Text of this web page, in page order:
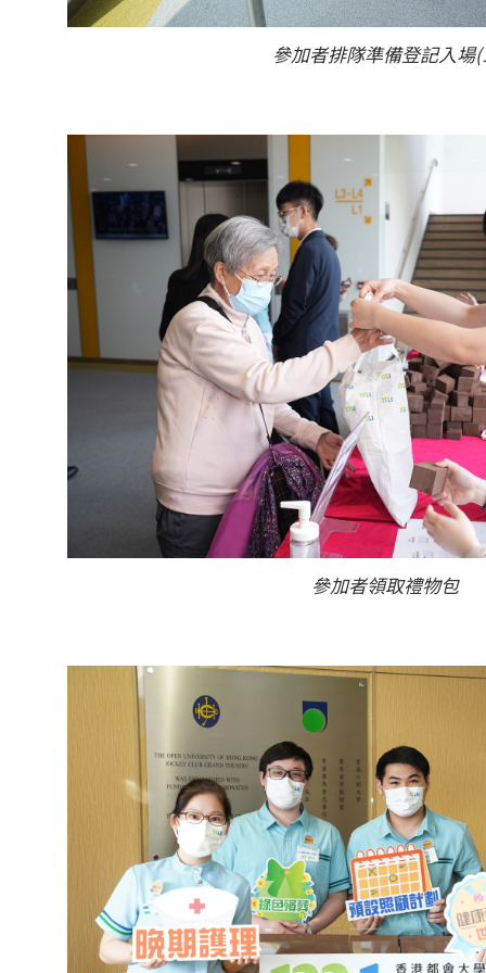
參加者排隊準備登記入場
參加者領取禮物包